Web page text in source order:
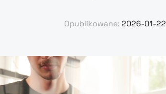
Opublikowane: 2026-01-22